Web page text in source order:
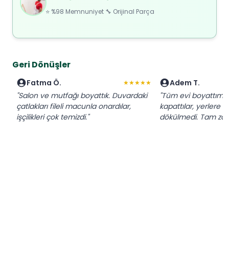
⭐ %98 Memnuniyet 🔧 Orijinal Parça
Geri Dönüşler
Fatma Ö. ★★★★★
"Salon ve mutfağı boyattık. Duvardaki
çatlakları fileli macunla onardılar,
işçilikleri çok temizdi."
Adem T.
"Tüm evi boyattım.
kapattılar, yerlere
dökülmedi. Tam